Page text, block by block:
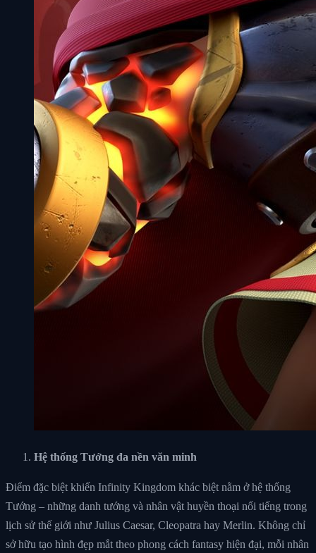
Hệ thống Tướng đa nền văn minh
Điểm đặc biệt khiến Infinity Kingdom khác biệt nằm ở hệ thống
Tướng – những danh tướng và nhân vật huyền thoại nổi tiếng trong
lịch sử thế giới như Julius Caesar, Cleopatra hay Merlin. Không chỉ
sở hữu tạo hình đẹp mắt theo phong cách fantasy hiện đại, mỗi nhân